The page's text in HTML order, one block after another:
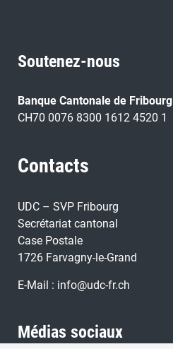
Soutenez-nous
Banque Cantonale de Fribourg
CH70 0076 8300 1612 4520 1
Contacts
UDC – SVP Fribourg
Secrétariat cantonal
Case Postale
1726 Farvagny-le-Grand
E-Mail : info@udc-fr.ch
Médias sociaux